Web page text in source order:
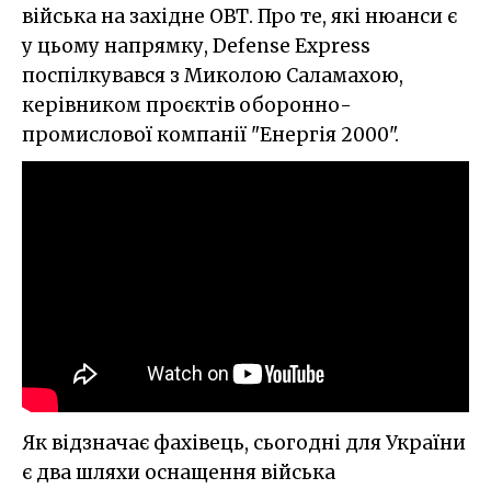
війська на західне ОВТ. Про те, які нюанси є
у цьому напрямку, Defense Express
поспілкувався з Миколою Саламахою,
керівником проєктів оборонно-
промислової компанії "Енергія 2000".
Як відзначає фахівець, сьогодні для України
є два шляхи оснащення війська